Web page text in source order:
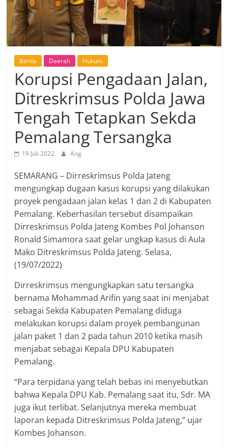
Berita Daerah Hukum
Korupsi Pengadaan Jalan,
Ditreskrimsus Polda Jawa
Tengah Tetapkan Sekda
Pemalang Tersangka
19 Juli 2022 Ang
SEMARANG – Dirreskrimsus Polda Jateng
mengungkap dugaan kasus korupsi yang dilakukan
proyek pengadaan jalan kelas 1 dan 2 di Kabupaten
Pemalang. Keberhasilan tersebut disampaikan
Dirreskrimsus Polda Jateng Kombes Pol Johanson
Ronald Simamora saat gelar ungkap kasus di Aula
Mako Ditreskrimsus Polda Jateng. Selasa,
(19/07/2022)
Dirreskrimsus mengungkapkan satu tersangka
bernama Mohammad Arifin yang saat ini menjabat
sebagai Sekda Kabupaten Pemalang diduga
melakukan korupsi dalam proyek pembangunan
jalan paket 1 dan 2 pada tahun 2010 ketika masih
menjabat sebagai Kepala DPU Kabupaten
Pemalang.
“Para terpidana yang telah bebas ini menyebutkan
bahwa Kepala DPU Kab. Pemalang saat itu, Sdr. MA
juga ikut terlibat. Selanjutnya mereka membuat
laporan kepada Ditreskrimsus Polda Jateng,” ujar
Kombes Johanson.